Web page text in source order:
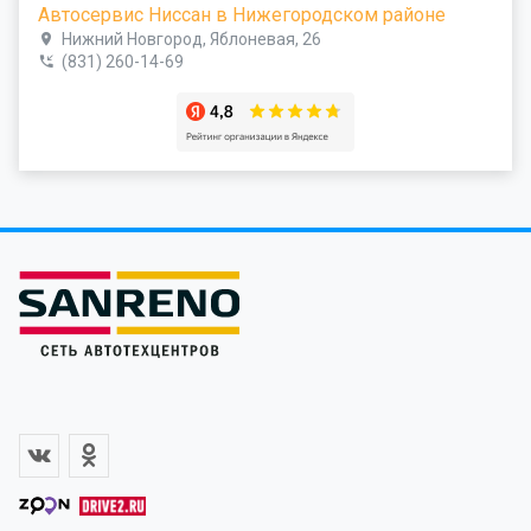
Автосервис Ниссан в Нижегородском районе
Нижний Новгород, Яблоневая, 26
(831) 260-14-69